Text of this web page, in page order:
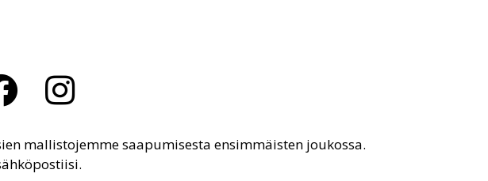
mallistojemme saapumisesta ensimmäisten joukossa.